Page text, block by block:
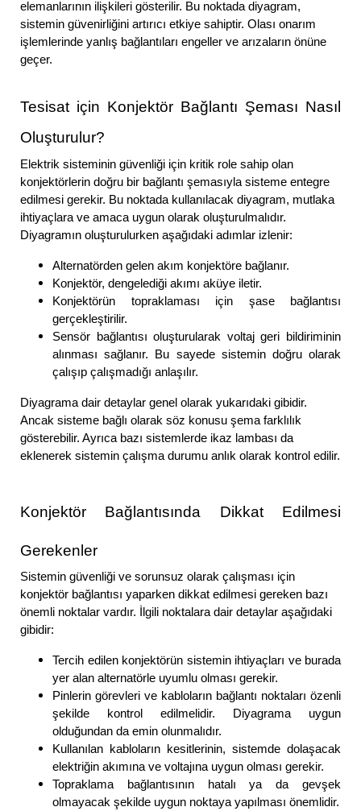
elemanlarının ilişkileri gösterilir. Bu noktada diyagram,
sistemin güvenirliğini artırıcı etkiye sahiptir. Olası onarım
işlemlerinde yanlış bağlantıları engeller ve arızaların önüne
geçer.
Tesisat için Konjektör Bağlantı Şeması Nasıl
Oluşturulur?
Elektrik sisteminin güvenliği için kritik role sahip olan
konjektörlerin doğru bir bağlantı şemasıyla sisteme entegre
edilmesi gerekir. Bu noktada kullanılacak diyagram, mutlaka
ihtiyaçlara ve amaca uygun olarak oluşturulmalıdır.
Diyagramın oluşturulurken aşağıdaki adımlar izlenir:
Alternatörden gelen akım konjektöre bağlanır.
Konjektör, dengelediği akımı aküye iletir.
Konjektörün topraklaması için şase bağlantısı
gerçekleştirilir.
Sensör bağlantısı oluşturularak voltaj geri bildiriminin
alınması sağlanır. Bu sayede sistemin doğru olarak
çalışıp çalışmadığı anlaşılır.
Diyagrama dair detaylar genel olarak yukarıdaki gibidir.
Ancak sisteme bağlı olarak söz konusu şema farklılık
gösterebilir. Ayrıca bazı sistemlerde ikaz lambası da
eklenerek sistemin çalışma durumu anlık olarak kontrol edilir.
Konjektör Bağlantısında Dikkat Edilmesi
Gerekenler
Sistemin güvenliği ve sorunsuz olarak çalışması için
konjektör bağlantısı yaparken dikkat edilmesi gereken bazı
önemli noktalar vardır. İlgili noktalara dair detaylar aşağıdaki
gibidir:
Tercih edilen konjektörün sistemin ihtiyaçları ve burada
yer alan alternatörle uyumlu olması gerekir.
Pinlerin görevleri ve kabloların bağlantı noktaları özenli
şekilde kontrol edilmelidir. Diyagrama uygun
olduğundan da emin olunmalıdır.
Kullanılan kabloların kesitlerinin, sistemde dolaşacak
elektriğin akımına ve voltajına uygun olması gerekir.
Topraklama bağlantısının hatalı ya da gevşek
olmayacak şekilde uygun noktaya yapılması önemlidir.